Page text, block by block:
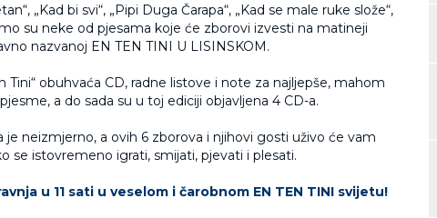
„Kad bi svi“, „Pipi Duga Čarapa“, „Kad se male ruke slože“,
su neke od pjesama koje će zborovi izvesti na matineji
nazvanoj EN TEN TINI U LISINSKOM.
Tini“ obuhvaća CD, radne listove i note za najljepše, mahom
a do sada su u toj ediciji objavljena 4 CD-a.
neizmjerno, a ovih 6 zborova i njihovi gosti uživo će vam
se istovremeno igrati, smijati, pjevati i plesati.
u 11 sati u veselom i čarobnom EN TEN TINI svijetu!